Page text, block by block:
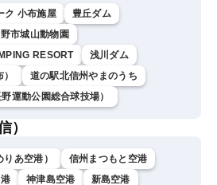
ク 小布施屋
豊丘ダム
市城山動物園
RESORT
浅川ダム
道の駅北信州やまのうち
運動公園総合球技場）
）
あ空港）
信州まつもと空港
神津島空港
新島空港